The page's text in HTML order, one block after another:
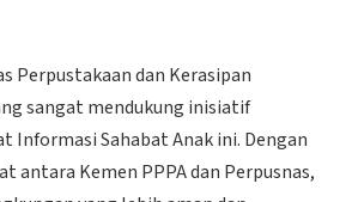
Perpustakaan dan Kerasipan
sangat mendukung inisiatif
Informasi Sahabat Anak ini. Dengan
antara Kemen PPPA dan Perpusnas,